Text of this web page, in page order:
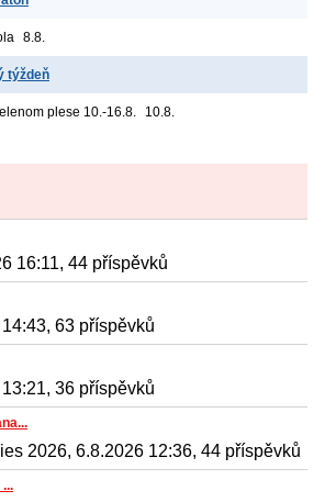
8.8.
týždeň
plese 10.-16.8. 10.8.
16:11, 44 příspěvků
63 příspěvků
36 příspěvků
2026, 6.8.2026 12:36, 44 příspěvků